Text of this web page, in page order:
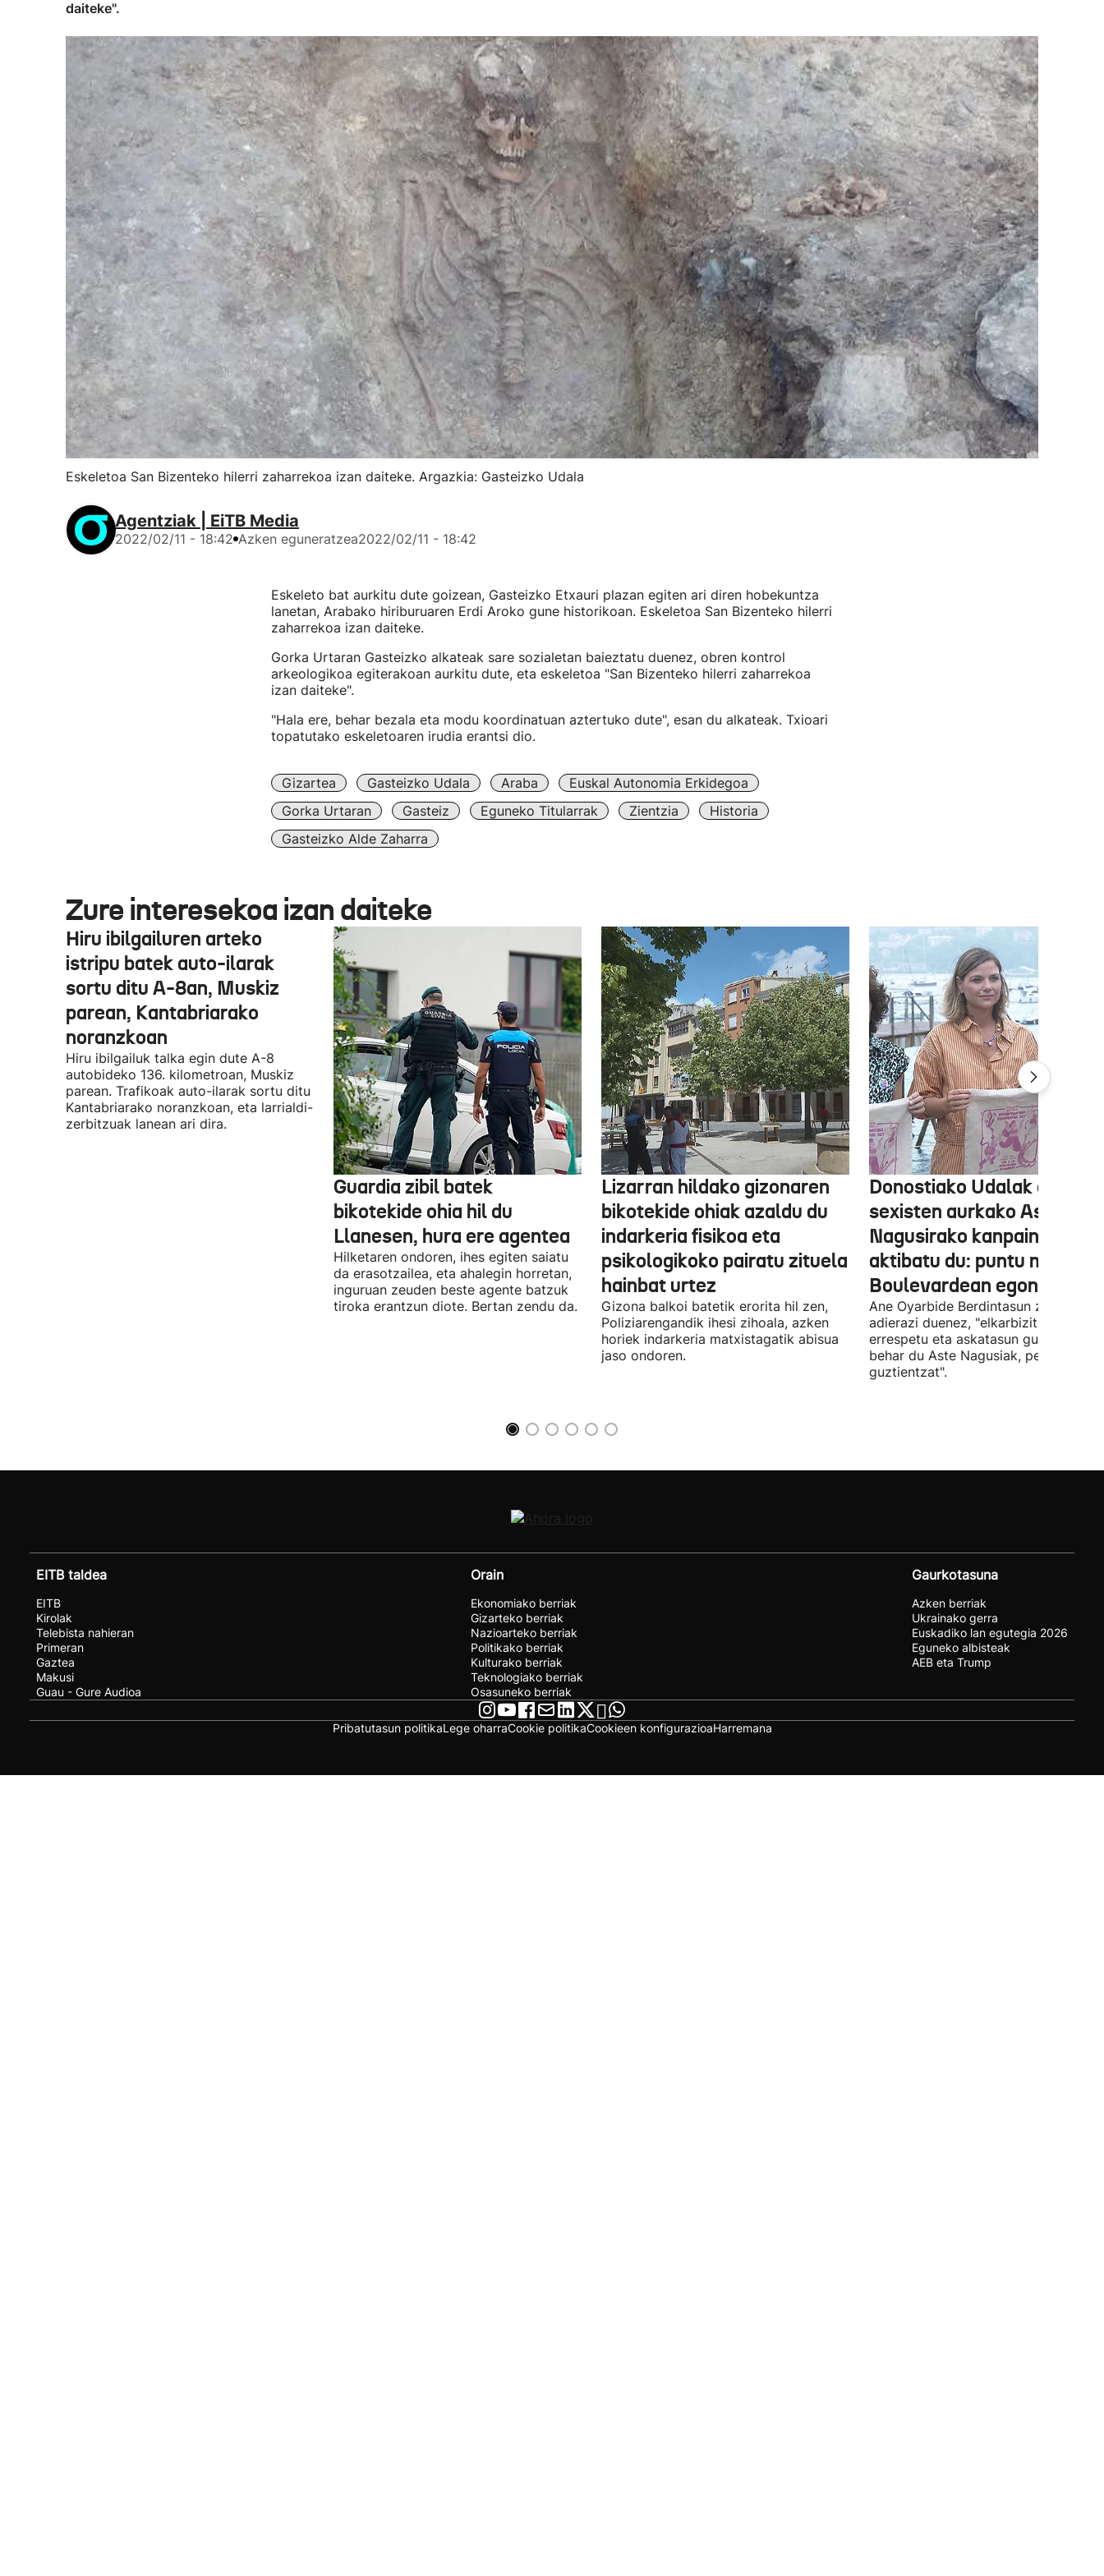
daiteke".
Eskeletoa San Bizenteko hilerri zaharrekoa izan daiteke. Argazkia: Gasteizko Udala
Agentziak | EiTB Media
2022/02/11 - 18:42 Azken eguneratzea2022/02/11 - 18:42
Eskeleto bat aurkitu dute goizean, Gasteizko Etxauri plazan egiten ari diren hobekuntza
lanetan, Arabako hiriburuaren Erdi Aroko gune historikoan. Eskeletoa San Bizenteko hilerri
zaharrekoa izan daiteke.
Gorka Urtaran Gasteizko alkateak sare sozialetan baieztatu duenez, obren kontrol
arkeologikoa egiterakoan aurkitu dute, eta eskeletoa "San Bizenteko hilerri zaharrekoa
izan daiteke".
"Hala ere, behar bezala eta modu koordinatuan aztertuko dute", esan du alkateak. Txioari
topatutako eskeletoaren irudia erantsi dio.
Gizartea Gasteizko Udala Araba
Euskal Autonomia Erkidegoa
Gorka Urtaran
Gasteiz Eguneko Titularrak Zientzia
Historia
Gasteizko Alde Zaharra
Zure interesekoa izan daiteke
Hiru ibilgailuren arteko
istripu batek auto-ilarak
sortu ditu A-8an, Muskiz
parean, Kantabriarako
noranzkoan
Hiru ibilgailuk talka egin dute A-8
autobideko 136. kilometroan, Muskiz
parean. Trafikoak auto-ilarak sortu ditu
Kantabriarako noranzkoan, eta larrialdi-
zerbitzuak lanean ari dira.
Guardia zibil batek
bikotekide ohia hil du
Llanesen, hura ere agentea
Hilketaren ondoren, ihes egiten saiatu
da erasotzailea, eta ahalegin horretan,
inguruan zeuden beste agente batzuk
tiroka erantzun diote. Bertan zendu da.
Lizarran hildako gizonaren
bikotekide ohiak azaldu du
indarkeria fisikoa eta
psikologikoko pairatu zituela
hainbat urtez
Gizona balkoi batetik erorita hil zen,
Poliziarengandik ihesi zihoala, azken
horiek indarkeria matxistagatik abisua
jaso ondoren.
Donostiako Udalak eraso
sexisten aurkako Aste
Nagusirako kanpaina
aktibatu du: puntu morea
Boulevardean egongo da
Ane Oyarbide Berdintasun
adierazi duenez, "elkarbizitza,
errespetu eta askatasun gunea izan
behar du Aste Nagusiak, pertsona
guztientzat".
EITB taldea
EITB
Kirolak
Telebista nahieran
Primeran
Gaztea
Makusi
Guau - Gure Audioa
Orain
Ekonomiako berriak
Gizarteko berriak
Nazioarteko berriak
Politikako berriak
Kulturako berriak
Teknologiako berriak
Osasuneko berriak
Gaurkotasuna
Azken berriak
Ukrainako gerra
Euskadiko lan egutegia 2026
Eguneko albisteak
AEB eta Trump
Pribatutasun politikaLege oharraCookie politikaCookieen konfigurazioaHarremana